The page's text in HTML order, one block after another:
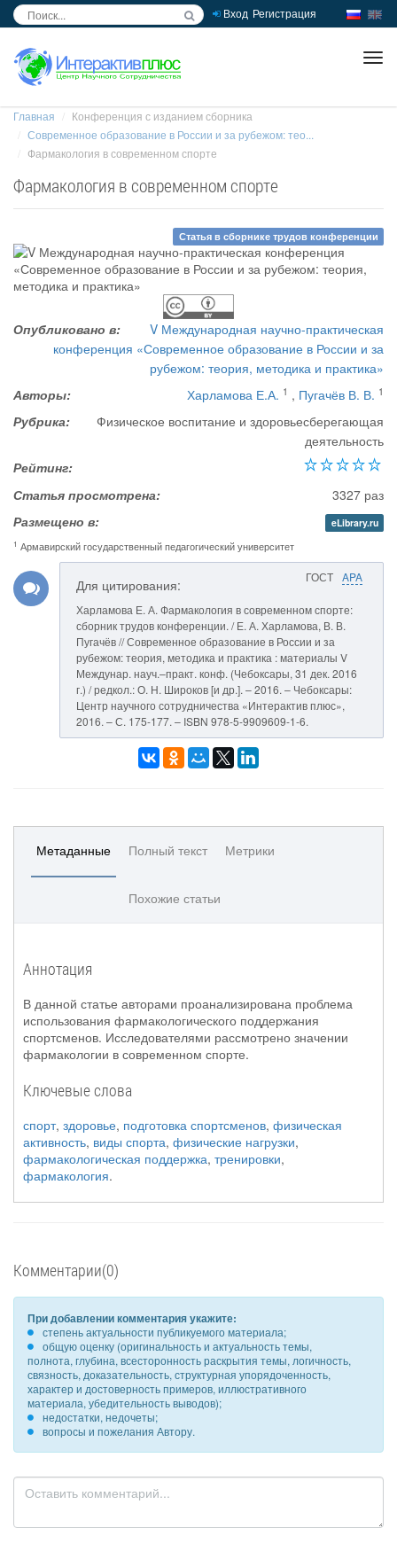
Вход Регистрация
Главная
Конференция с изданием сборника
Современное образование в России и за рубежом: тео...
Фармакология в современном спорте
Фармакология в современном спорте
Статья в сборнике трудов конференции
Опубликовано в:
V Международная научно-практическая
конференция «Современное образование в России и за
рубежом: теория, методика и практика»
Авторы:
Харламова Е.А. 1 , Пугачёв В. В. 1
Рубрика:
Физическое воспитание и здоровьесберегающая
деятельность
Рейтинг:
Статья просмотрена:
3327 раз
Размещено в:
eLibrary.ru
1 Армавирский государственный педагогический университет
ГОСТ APA
Для цитирования:
Харламова Е. А. Фармакология в современном спорте:
сборник трудов конференции. / Е. А. Харламова, В. В.
Пугачёв // Современное образование в России и за
рубежом: теория, методика и практика : материалы V
Междунар. науч.–практ. конф. (Чебоксары, 31 дек. 2016
г.) / редкол.: О. Н. Широков [и др.]. – 2016. – Чебоксары:
Центр научного сотрудничества «Интерактив плюс»,
2016. – С. 175-177. – ISBN 978-5-9909609-1-6.
Метаданные Полный текст Метрики
Похожие статьи
Аннотация
В данной статье авторами проанализирована проблема
использования фармакологического поддержания
спортсменов. Исследователями рассмотрено значении
фармакологии в современном спорте.
Ключевые слова
спорт, здоровье, подготовка спортсменов, физическая
активность, виды спорта, физические нагрузки,
фармакологическая поддержка, тренировки,
фармакология.
Комментарии(0)
При добавлении комментария укажите:
степень актуальности публикуемого материала;
общую оценку (оригинальность и актуальность темы,
полнота, глубина, всесторонность раскрытия темы, логичность,
связность, доказательность, структурная упорядоченность,
характер и достоверность примеров, иллюстративного
материала, убедительность выводов);
недостатки, недочеты;
вопросы и пожелания Автору.